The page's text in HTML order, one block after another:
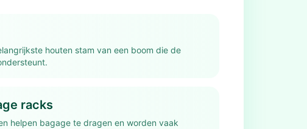
houten stam van een boom die de
racks
helpen bagage te dragen en worden vaak